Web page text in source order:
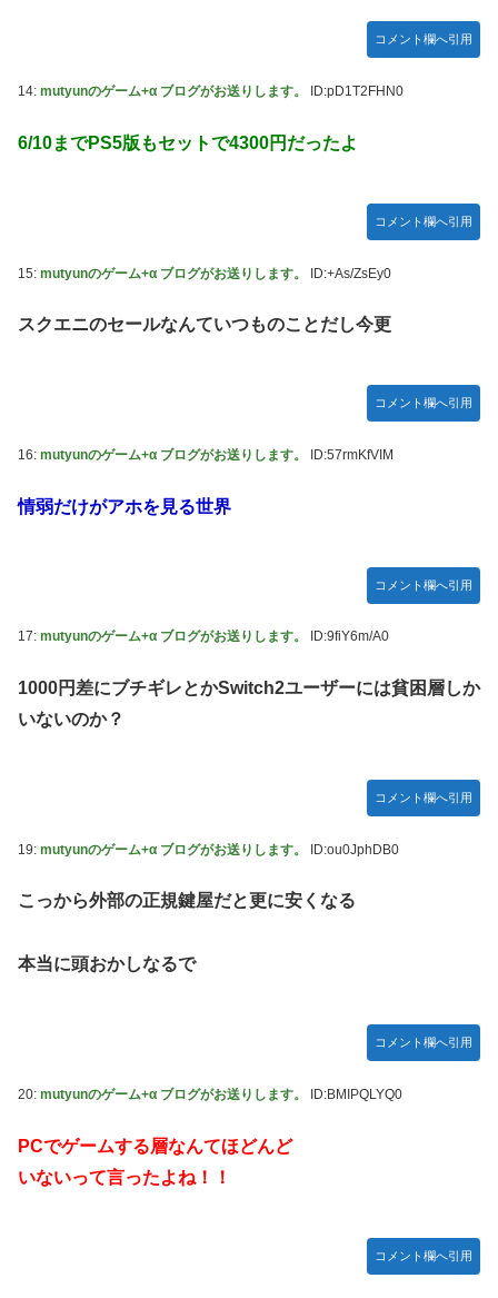
コメント欄へ引用
14: mutyunのゲーム+α ブログがお送りします。 ID:pD1T2FHN0
6/10までPS5版もセットで4300円だったよ
コメント欄へ引用
15: mutyunのゲーム+α ブログがお送りします。 ID:+As/ZsEy0
スクエニのセールなんていつものことだし今更
コメント欄へ引用
16: mutyunのゲーム+α ブログがお送りします。 ID:57rmKfVIM
情弱だけがアホを見る世界
コメント欄へ引用
17: mutyunのゲーム+α ブログがお送りします。 ID:9fiY6m/A0
1000円差にブチギレとかSwitch2ユーザーには貧困層しか
いないのか？
コメント欄へ引用
19: mutyunのゲーム+α ブログがお送りします。 ID:ou0JphDB0
こっから外部の正規鍵屋だと更に安くなる
本当に頭おかしなるで
コメント欄へ引用
20: mutyunのゲーム+α ブログがお送りします。 ID:BMIPQLYQ0
PCでゲームする層なんてほどんど
いないって言ったよね！！
コメント欄へ引用